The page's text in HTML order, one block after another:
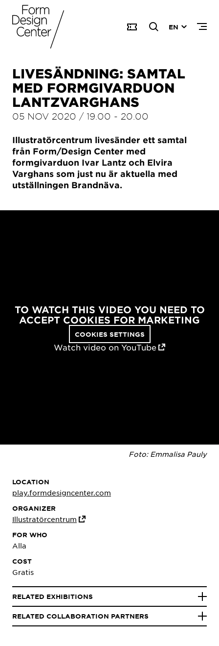
EN
LIVESÄNDNING: SAMTAL
MED FORMGIVARDUON
LANTZVARGHANS
05 NOV 2020 / 19.00 - 20.00
Illustratörcentrum livesänder ett samtal
från Form/Design Center med
formgivarduon Ivar Lantz och Elvira
Varghans som just nu är aktuella med
utställningen Brandnäva.
TO WATCH THIS VIDEO YOU NEED TO
ACCEPT COOKIES FOR MARKETING
COOKIES SETTINGS
Watch video on YouTube
Foto: Emmalisa Pauly
LOCATION
play.formdesigncenter.com
ORGANIZER
Illustratörcentrum
FOR WHO
Alla
COST
Gratis
RELATED EXHIBITIONS
RELATED COLLABORATION PARTNERS